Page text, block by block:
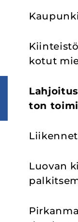
ko­tut
ton
Luo­van